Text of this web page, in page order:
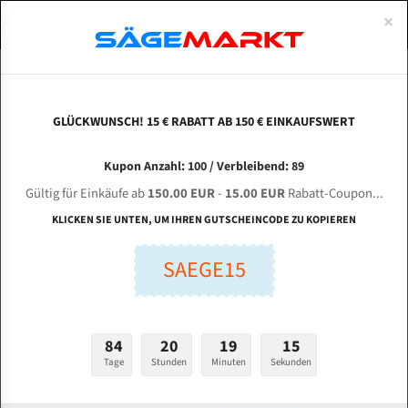
MASINI DE DEBITAT RTY 320 GL für 4160 mm Bi-
Metall Bandsägeblätter
Länge (mm):
Stärken + Zahnteilung:
mm
ABOUTS
ENGLISH
Bi-Metall Meterware
Fleischerei Bandsägeblätter
Bandmesser Glatt Meterware
Konvex Meterware
×
GLÜCKWUNSCH! 15 € RABATT AB 150 € EINKAUFSWERT
Kupon Anzahl: 100 / Verbleibend: 89
Gültig für Einkäufe ab150.00 EUR- 15.00 EURRabatt-Coupon...
KLICKEN SIE UNTEN, UM IHREN GUTSCHEINCODE ZU KOPIEREN
SAEGE15
84
Tage
20
Stunden
19
Minuten
14
Sekunden